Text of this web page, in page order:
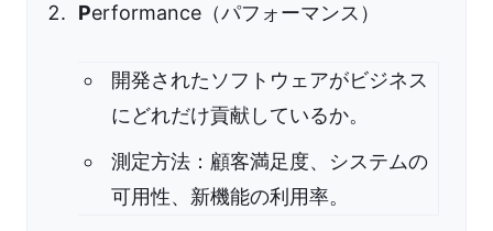
Performance（パフォーマンス）
開発されたソフトウェアがビジネス
にどれだけ貢献しているか。
測定方法：顧客満足度、システムの
可用性、新機能の利用率。